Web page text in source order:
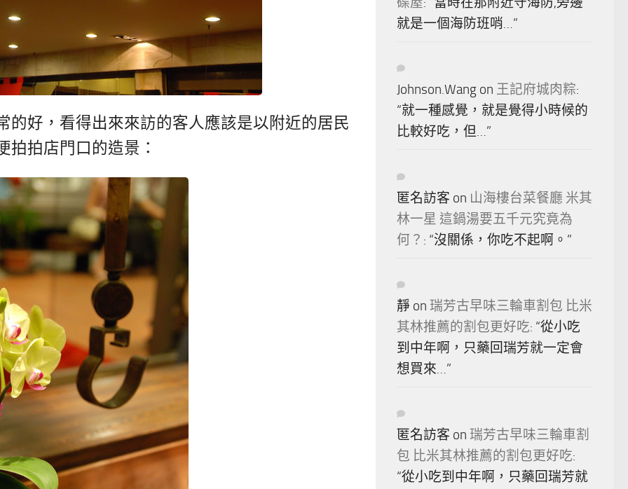
的好，看得出來來訪的客人應該是以附近的居民
拍店門口的造景：
就是一個海防班哨…”
Johnson.Wang on 王記府城肉粽:
“就一種感覺，就是覺得小時候的
比較好吃，但…”
匿名訪客 on 山海樓台菜餐廳 米其
林一星 這鍋湯要五千元究竟為
何？ : “沒關係，你吃不起啊。 ”
靜 on 瑞芳古早味三輪車割包 比米
其林推薦的割包更好吃: “從小吃
到中年啊，只藥回瑞芳就一定會
想買來…”
匿名訪客 on 瑞芳古早味三輪車割
包 比米其林推薦的割包更好吃:
“從小吃到中年啊，只藥回瑞芳就